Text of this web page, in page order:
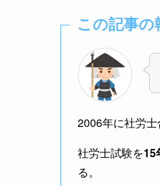
この記事の
2006年に社労士
社労士試験を15
る。